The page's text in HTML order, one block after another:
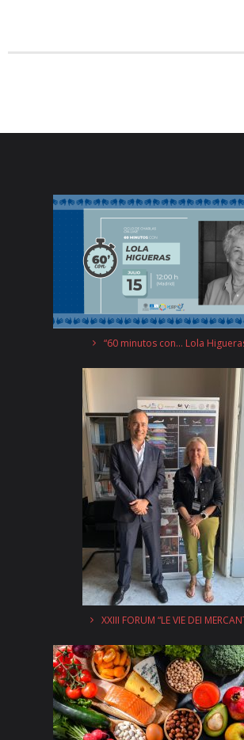
“60 minutos con… Lola
XXIII FORUM “LE VIE DEI